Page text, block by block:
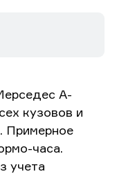
А-
кузовов и
Примерное
часа.
учета